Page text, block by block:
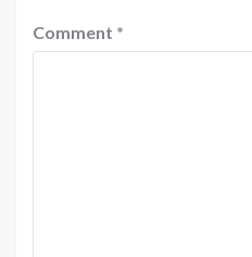
Comment *